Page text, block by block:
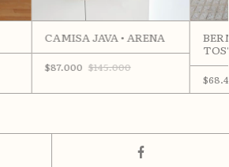
CAMISA JAVA • ARENA
$87.000 $145.000